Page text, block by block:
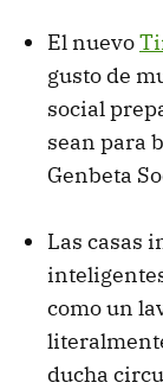
El nuevo
gusto de
social
sean para
Genbeta
Las casas
como un
ducha